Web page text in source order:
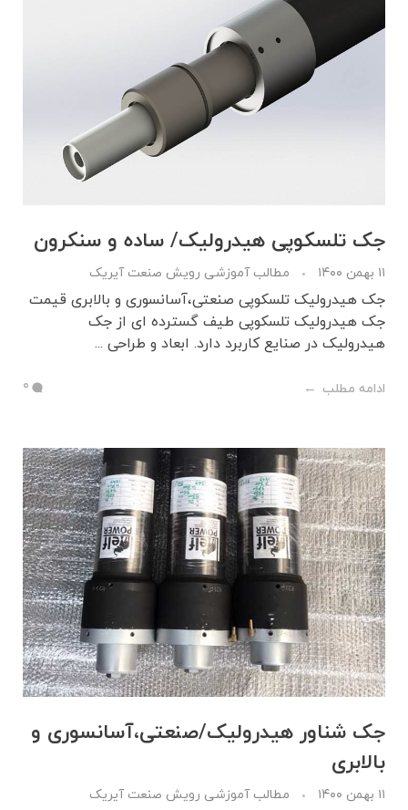
جک تلسکوپی هیدرولیک/ ساده و سنکرون
۱۱ بهمن ۱۴۰۰ مطالب آموزشی رویش صنعت آیریک
جک هیدرولیک تلسکوپی صنعتی،آسانسوری و بالابری قیمت
جک هیدرولیک تلسکوپی طیف گسترده ای از جک
هیدرولیک در صنایع کاربرد دارد. ابعاد و طراحی ...
ادامه مطلب 0
جک شناور هیدرولیک/صنعتی،آسانسوری و
بالابری
۱۱ بهمن ۱۴۰۰ مطالب آموزشی رویش صنعت آیریک